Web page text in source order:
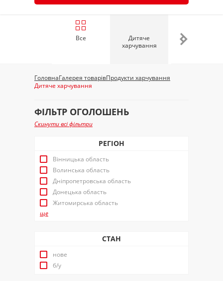
Все
Дитяче
харчування
Кава, чай, напої
ГоловнаГалерея товарівПродукти харчування
Дитяче харчування
ФІЛЬТР ОГОЛОШЕНЬ
Скинути всі фільтри
РЕГІОН
Вінницька область
Волинська область
Дніпропетровська область
Донецька область
Житомирська область
ще
СТАН
нове
б/у